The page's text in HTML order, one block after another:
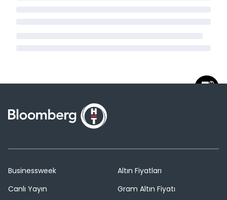
Businessweek
Canlı Yayın
Altın Fiyatları
Gram Altın Fiyatı